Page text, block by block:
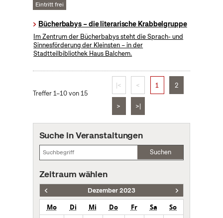
Eintritt frei
Bücherbabys – die literarische Krabbelgruppe
Im Zentrum der Bücherbabys steht die Sprach- und
Sinnesförderung der Kleinsten – in der
Stadtteilbibliothek Haus Balchem.
Treffer 1–10 von 15
|< < 1 2
> >|
Suche in Veranstaltungen
Suchen
Zeitraum wählen
Dezember 2023
Mo Di Mi Do Fr Sa
So